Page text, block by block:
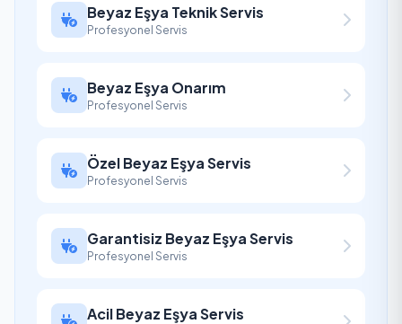
Beyaz Eşya Teknik Servis
Profesyonel Servis
Beyaz Eşya Onarım
Profesyonel Servis
Özel Beyaz Eşya Servis
Profesyonel Servis
Garantisiz Beyaz Eşya Servis
Profesyonel Servis
Acil Beyaz Eşya Servis